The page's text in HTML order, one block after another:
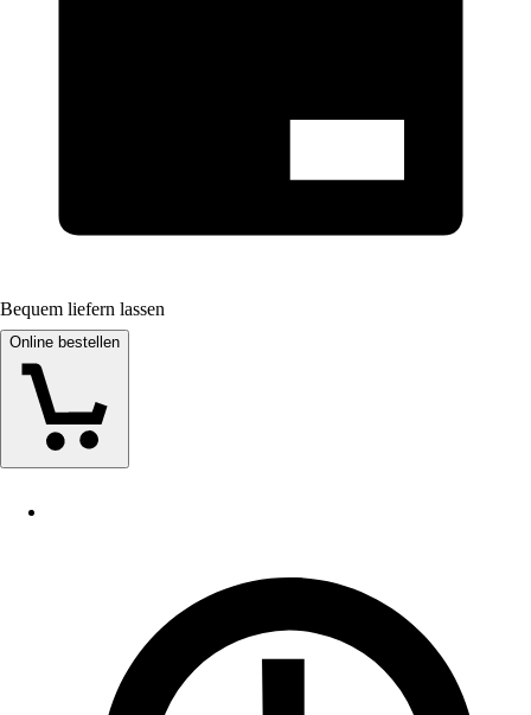
Bequem liefern lassen
Online bestellen